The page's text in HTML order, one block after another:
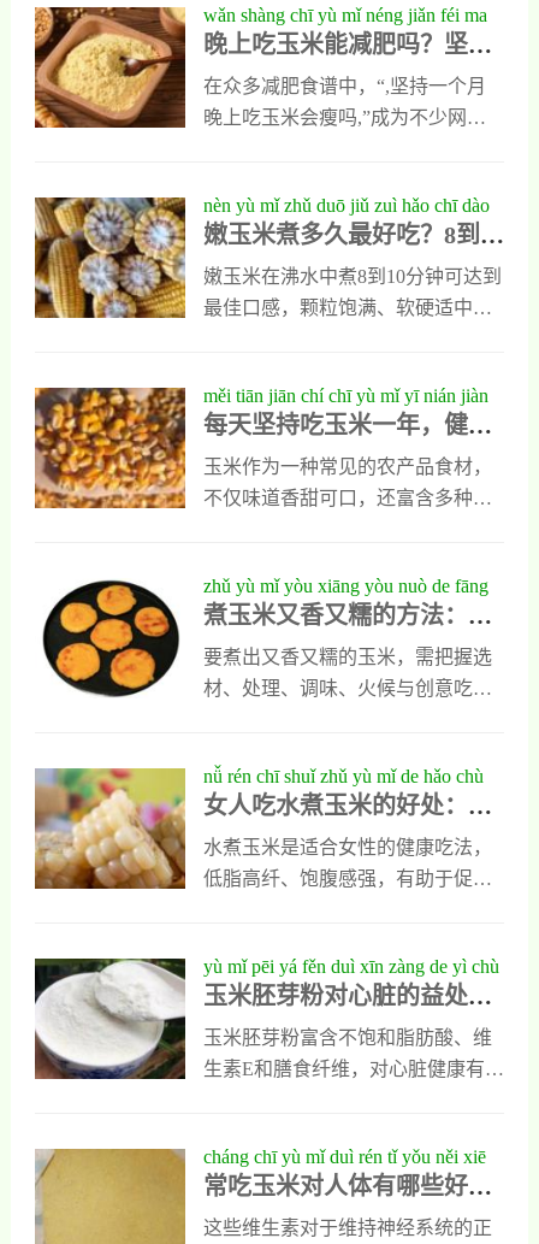
情合理安排。
黄玉米：每个价格约15元人民币；,
玉米的营养价值解析：不只是热量
那么简单,玉米不仅是热量来源，更
是营养丰富的农产品之一。
wǎn shàng chī yù mǐ néng jiǎn féi ma
jiān chí yí gè yuè huì shòu ma
晚上吃玉米能减肥吗？坚持
一个月会瘦吗？
在众多减肥食谱中，“,坚持一个月
晚上吃玉米会瘦吗,”成为不少网友
题，需要结合整体饮食结构和运动
习惯来看：,单一改变可能效果有
限,：如果仅替换晚餐为主食玉米，
而其他两餐仍保持高热量、高油脂
nèn yù mǐ zhǔ duō jiǔ zuì hǎo chī dào
fēn zhōng huáng jīn shí jiān yǔ duō
zhǒng chuàng yì chī fǎ
嫩玉米煮多久最好吃？8到10
分钟黄金时间与多种创意吃
法
嫩玉米在沸水中煮8到10分钟可达到
最佳口感，颗粒饱满、软硬适中且
煮熟后可直接食用，也可切粒拌沙
拉、奶油煎炒、制作玉米饼或玉米
汤。加少许盐或牛奶同煮可使风味
更香浓。
měi tiān jiān chí chī yù mǐ yī nián jiàn
kāng yǔ měi wèi jiān dé de yíng yǎng
xuǎn zé
每天坚持吃玉米一年，健康
与美味兼得的营养选择
玉米作为一种常见的农产品食材，
不仅味道香甜可口，还富含多种对
自由基，延缓衰老过程。长期食用
玉米，可以为身体提供持续的能量
支持，并有助于维持健康的体重。
zhǔ yù mǐ yòu xiāng yòu nuò de fāng
fǎ zhǎng wò zhè bù qīng sōng zuò chū
fàn diàn jí kǒu gǎn
煮玉米又香又糯的方法：掌
握这5步，轻松做出饭店级口
感
要煮出又香又糯的玉米，需把握选
材、处理、调味、火候与创意吃法
调味上可加盐与冰糖，或尝试牛
奶、八角等组合提升层次；大火煮
沸后转中小火煮15-20分钟，关火再
焖10分钟使其更入味。出锅后趁热
香、冷水慢煮、适当调味、焖制吸
收，并依品种调整口感。掌握这些
方法，轻松做出饭店级软糯玉米。
nǚ rén chī shuǐ zhǔ yù mǐ de hǎo chù
jiàn kāng yǔ měi wèi jiān dé de tiān rán
shí cái
女人吃水煮玉米的好处：健
康与美味兼得的天然食材
水煮玉米是适合女性的健康吃法，
低脂高纤、饱腹感强，有助于促进
素E，可缓解视疲劳、延缓衰老、保
持皮肤弹性。作为低热量主食替代
精制米面，既能提供持久能量，又
利于体重管理，非常适合关注身材
yù mǐ pēi yá fěn duì xīn zàng de yì chù
shǒu hù xīn xuè guǎn jiàn kāng de mì
mì wǔ qì
玉米胚芽粉对心脏的益处：
守护心血管健康的秘密武器
玉米胚芽粉富含不饱和脂肪酸、维
生素E和膳食纤维，对心脏健康有多
作为强抗氧化剂，可清除自由基、
保护血管、改善血液循环；膳食纤
维能促进排毒、调节血糖，预防糖
cháng chī yù mǐ duì rén tǐ yǒu něi xiē
hǎo chù yíng yǎng zhuān jiā jiě xī yù
mǐ de jiàn kāng jià zhí
常吃玉米对人体有哪些好
处？营养专家解析玉米的健
这些维生素对于维持神经系统的正